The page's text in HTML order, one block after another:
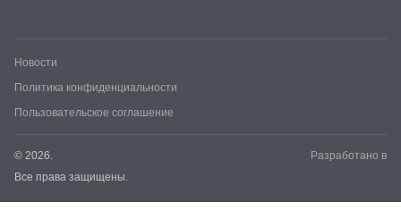
Новости
Политика конфиденциальности
Пользовательское соглашение
© 2026.
Все права защищены.
Разработано в